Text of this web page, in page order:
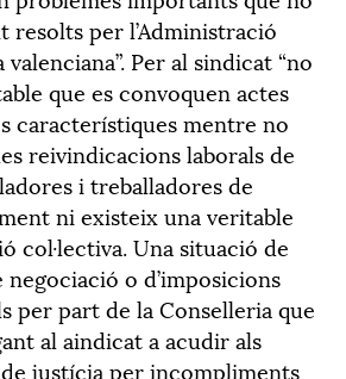
resolts per l’Administració
valenciana”. Per al sindicat “no
que es convoquen actes
característiques mentre no
reivindicacions laborals de
i treballadores de
ni existeix una veritable
col·lectiva. Una situació de
negociació o d’imposicions
per part de la Conselleria que
al aindicat a acudir als
justícia per incompliments